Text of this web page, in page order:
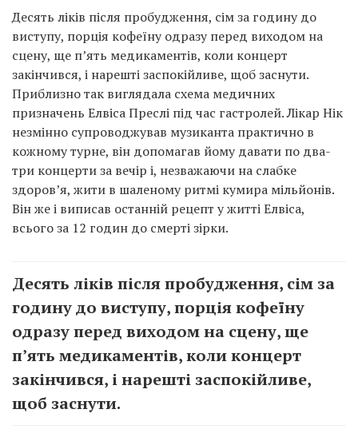
Десять ліків після пробудження, сім за годину до
виступу, порція кофеїну одразу перед виходом на
сцену, ще п’ять медикаментів, коли концерт
закінчився, і нарешті заспокійливе, щоб заснути.
Приблизно так виглядала схема медичних
призначень Елвіса Преслі під час гастролей. Лікар Нік
незмінно супроводжував музиканта практично в
кожному турне, він допомагав йому давати по два-
три концерти за вечір і, незважаючи на слабке
здоров’я, жити в шаленому ритмі кумира мільйонів.
Він же і виписав останній рецепт у житті Елвіса,
всього за 12 годин до смерті зірки.
Десять ліків після пробудження, сім за
годину до виступу, порція кофеїну
одразу перед виходом на сцену, ще
п’ять медикаментів, коли концерт
закінчився, і нарешті заспокійливе,
щоб заснути.